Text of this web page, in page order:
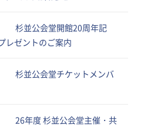
杉並公会堂開館20周年記
ゼントのご案内
杉並公会堂チケットメンバ
26年度 杉並公会堂主催・共